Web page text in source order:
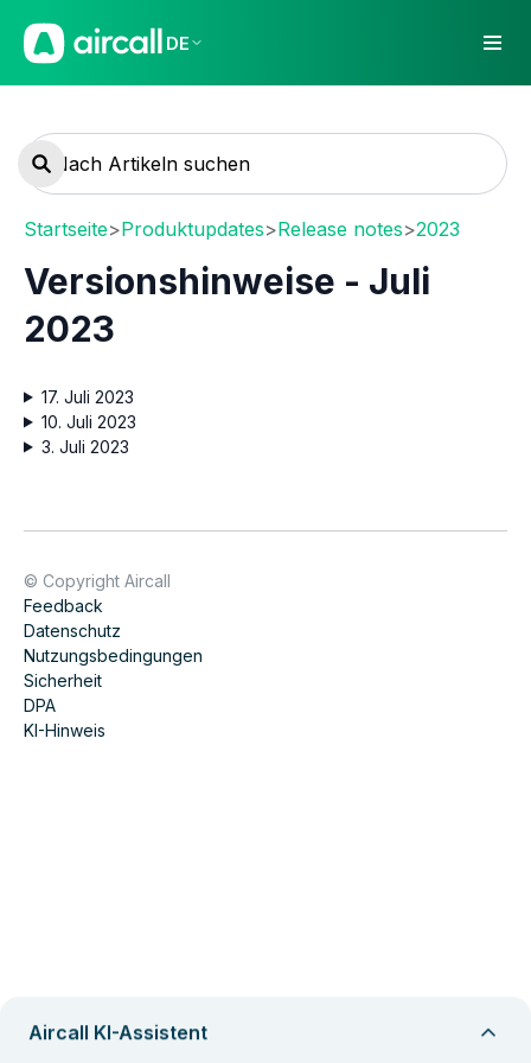
DE
Startseite>Produktupdates>Release notes>2023
Versionshinweise - Juli
2023
17. Juli 2023
10. Juli 2023
3. Juli 2023
© Copyright Aircall
Feedback
Datenschutz
Nutzungsbedingungen
Sicherheit
DPA
KI-Hinweis
Aircall KI-Assistent